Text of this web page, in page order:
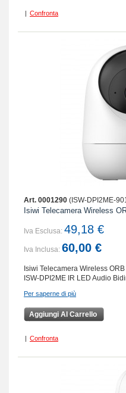
| Confronta
Art. 0001290 (ISW-DPI2ME-
Isiwi Telecamera Wireless
Iva Esclusa: 49,18 €
Iva Inclusa: 60,00 €
Isiwi Telecamera Wireless
ISW-DPI2ME IR LED Audio
Per saperne di più
Aggiungi Al Carrello
| Confronta